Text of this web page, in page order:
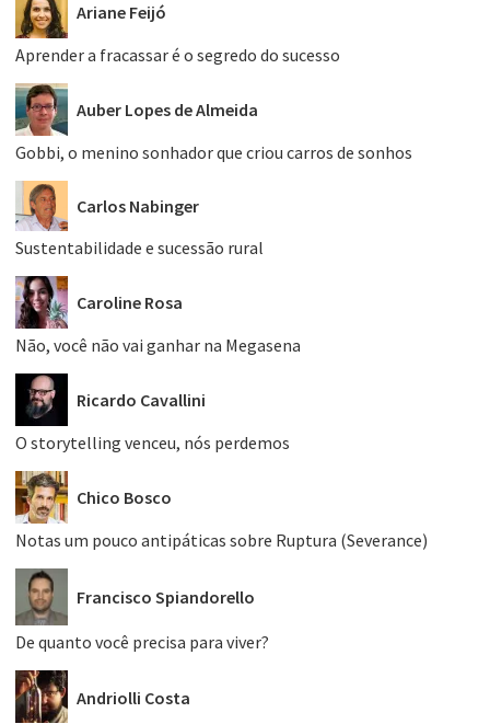
Ariane Feijó
Aprender a fracassar é o segredo do sucesso
Auber Lopes de Almeida
Gobbi, o menino sonhador que criou carros de sonhos
Carlos Nabinger
Sustentabilidade e sucessão rural
Caroline Rosa
Não, você não vai ganhar na Megasena
Ricardo Cavallini
O storytelling venceu, nós perdemos
Chico Bosco
Notas um pouco antipáticas sobre Ruptura (Severance)
Francisco Spiandorello
De quanto você precisa para viver?
Andriolli Costa